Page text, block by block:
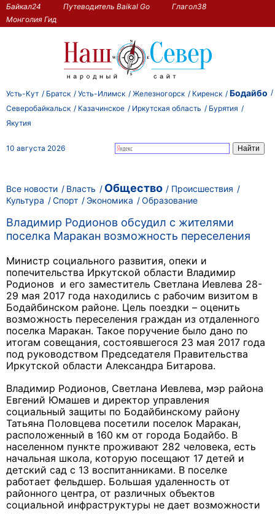
Байкал24 Путеводитель Baikal Go
Глагол38
Монголия Гид
Усть-Кут Братск Усть-Илимск Железногорск Киренск Бодайбо
Северобайкальск Казачинское Иркутская область
Бурятия
Якутия
10 августа 2026
Все новости Власть Общество
Происшествия
Культура
Спорт Экономика Образование
Владимир Родионов обсудил с жителями
поселка Маракан возможность переселения
Министр социального развития, опеки и
попечительства Иркутской области Владимир
Родионов и его заместитель Светлана Иевлева 28-
29 мая 2017 года находились с рабочим визитом в
Бодайбинском районе. Цель поездки – оценить
возможность переселения граждан из отдаленного
поселка Маракан. Такое поручение было дано по
итогам совещания, состоявшегося 23 мая 2017 года
под руководством Председателя Правительства
Иркутской области Александра Битарова.
Владимир Родионов, Светлана Иевлева, мэр района
Евгений Юмашев и директор управления
социальный защиты по Бодайбинскому району
Татьяна Половцева посетили поселок Маракан,
расположенный в 160 км от города Бодайбо. В
населенном пункте проживают 282 человека, есть
начальная школа, которую посещают 17 детей и
детский сад с 13 воспитанниками. В поселке
работает фельдшер. Большая удаленность от
районного центра, от различных объектов
социальной инфраструктуры не дает возможности